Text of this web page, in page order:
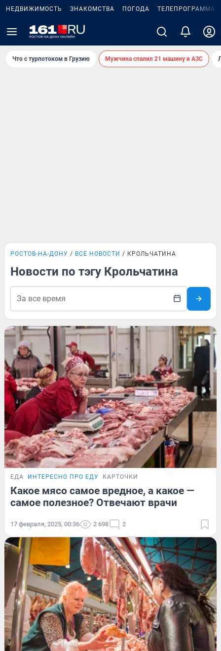
НЕДВИЖИМОСТЬ ЗНАКОМСТВА ПОГОДА ТЕЛЕПРОГРАММА
Что с турпотоком в Грузию Мужчина спалил 21 машину и АЗС
РОСТОВ-НА-ДОНУ ВСЕ НОВОСТИ КРОЛЬЧАТИНА
Новости по тэгу Крольчатина
ЕДА ИНТЕРЕСНО ПРО ЕДУ КАРТОЧКИ
Какое мясо самое вредное, а какое —
самое полезное? Отвечают врачи
17 февраля, 2025, 00:36 2 698 2